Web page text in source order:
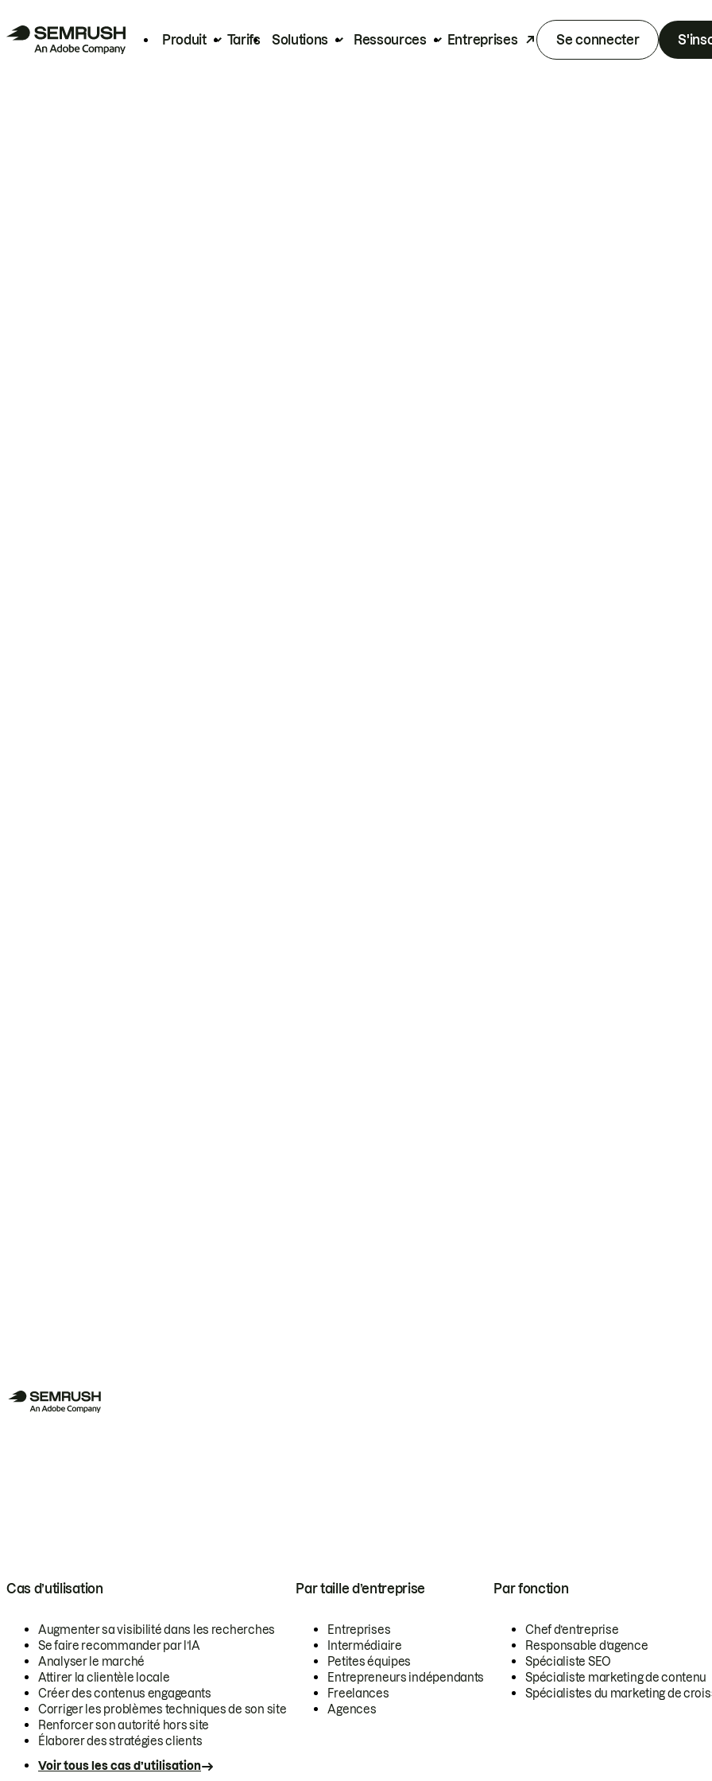
Produit Tarifs Solutions Ressources Entreprises Se connecter
Cas d’utilisation
Augmenter sa visibilité dans les recherches
Se faire recommander par l’IA
Analyser le marché
Attirer la clientèle locale
Créer des contenus engageants
Corriger les problèmes techniques de son site
Renforcer son autorité hors site
Élaborer des stratégies clients
Voir tous les cas d’utilisation
Par taille d’entreprise
Entreprises
Intermédiaire
Petites équipes
Entrepreneurs indépendants
Freelances
Agences
Par fonction
Chef d’entreprise
Responsable d’agence
Spécialiste SEO
Spécialiste marketing de contenu
Spécialistes du marketing de